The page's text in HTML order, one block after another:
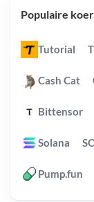
Populaire
Tutorial
Cash Cat
Bittensor
Solana
Pump.fun